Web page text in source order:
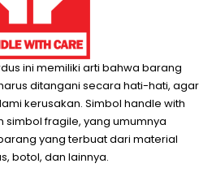
ini memiliki arti bahwa barang
ditangani secara hati-hati, agar
kerusakan. Simbol handle with
fragile, yang umumnya
yang terbuat dari material
botol, dan lainnya.